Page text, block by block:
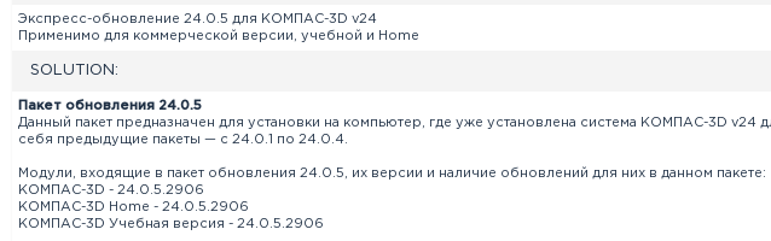
Экспресс-обновление 24.0.5 для КОМПАС-3D v24
Применимо для коммерческой версии, учебной и Home
SOLUTION:
Пакет обновления 24.0.5
Данный пакет предназначен для установки на компьютер, где уже установлена система КОМПАС-3D
себя предыдущие пакеты — с 24.0.1 по 24.0.4.
Модули, входящие в пакет обновления 24.0.5, их версии и наличие обновлений для них в данном пакете:
КОМПАС-3D - 24.0.5.2906
КОМПАС-3D Home - 24.0.5.2906
КОМПАС-3D Учебная версия - 24.0.5.2906